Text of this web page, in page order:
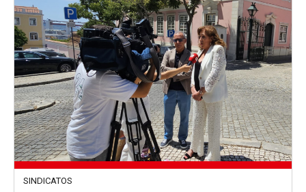
SINDICATOS